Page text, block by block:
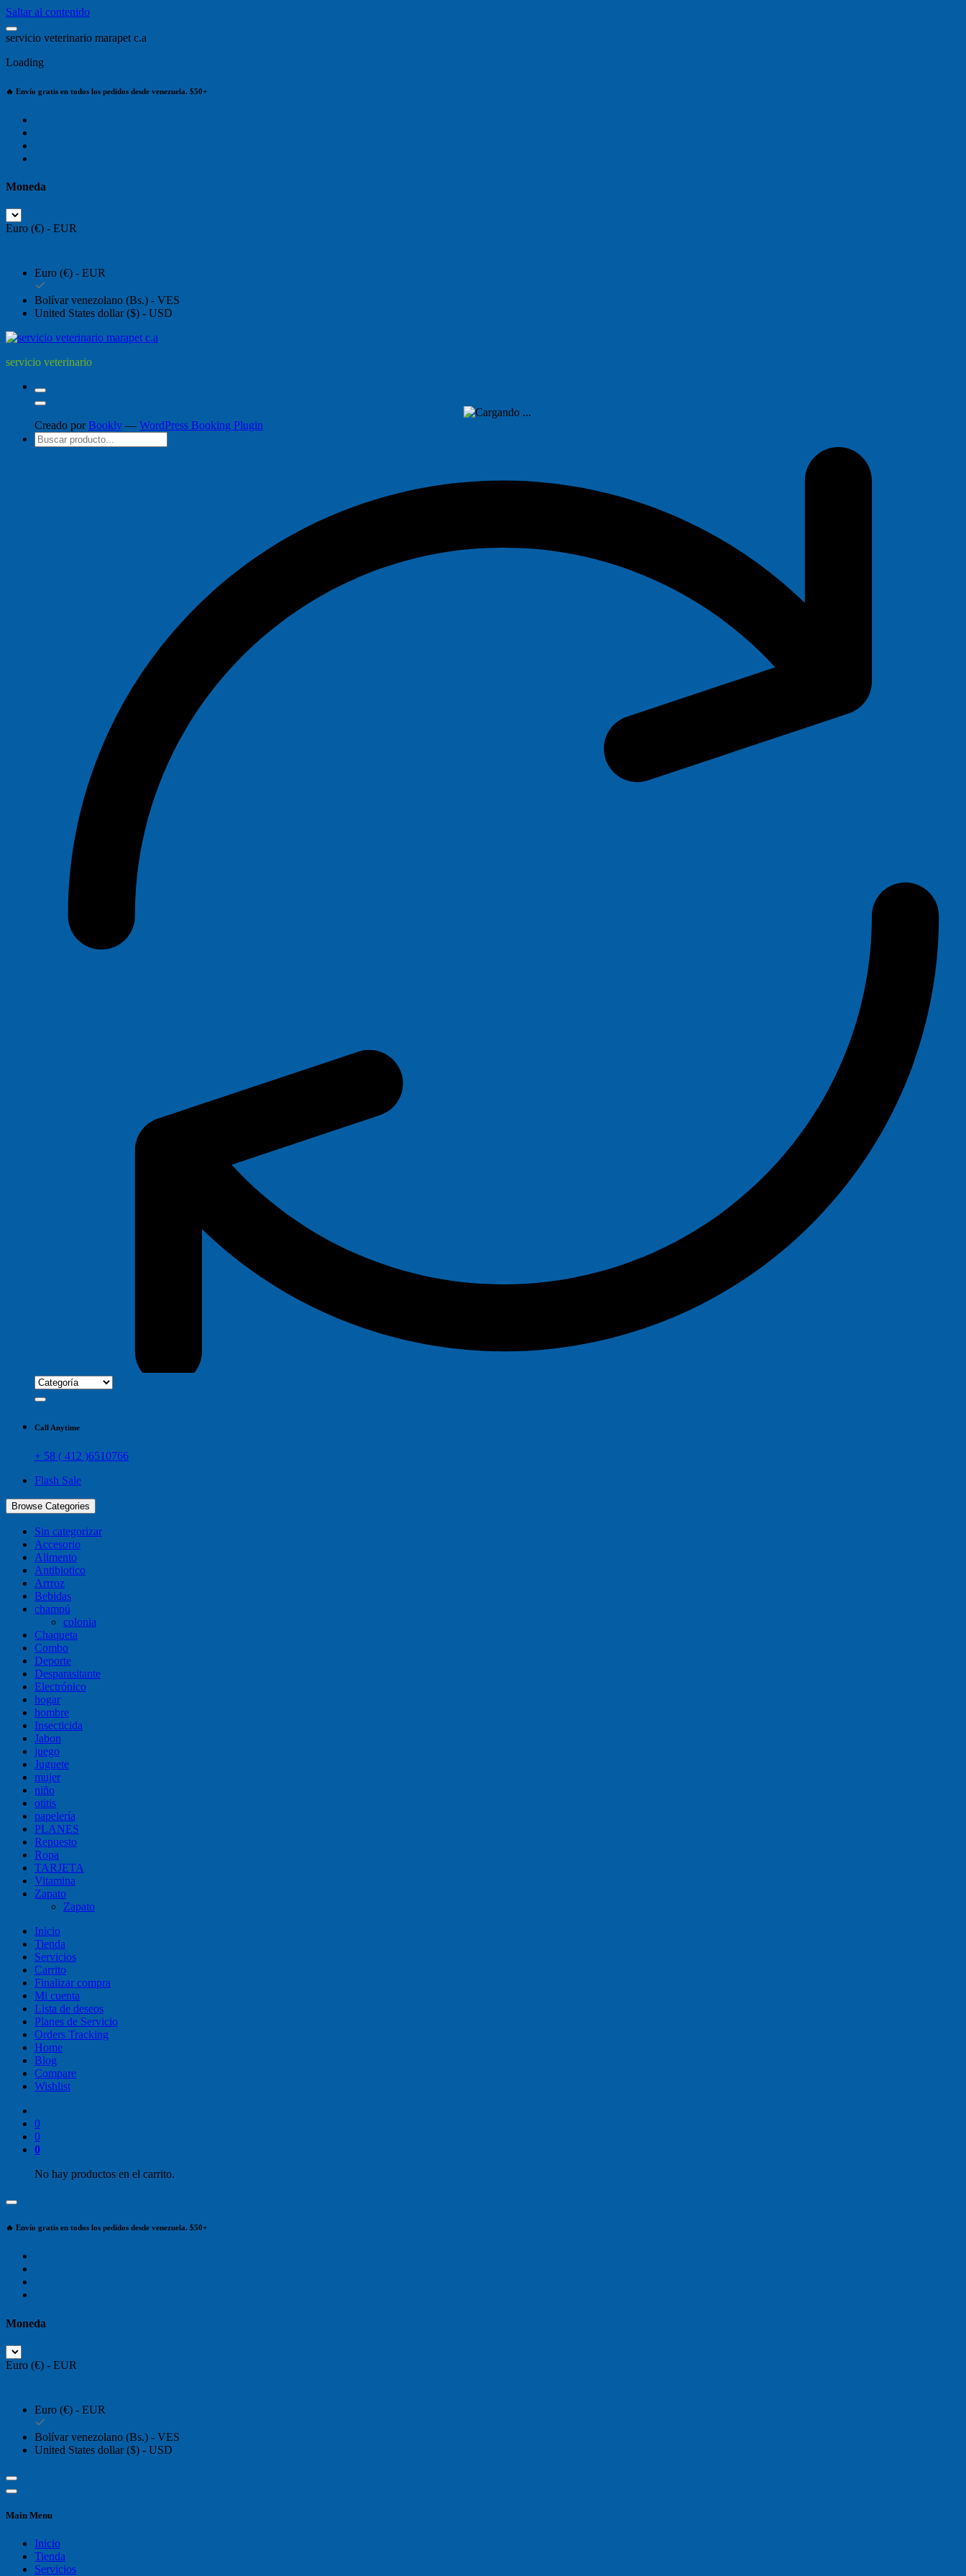
Saltar al contenido
servicio veterinario marapet c.a
Loading
🔥 Envío gratis en todos los pedidos desde venezuela. $50+
Moneda
Euro (€) - EUR
Euro (€) - EUR
Bolívar venezolano (Bs.) - VES
United States dollar ($) - USD
servicio veterinario
Creado por Bookly — WordPress Booking Plugin
Call Anytime
+ 58 ( 412 )6510766
Flash Sale
Browse Categories
Sin categorizar
Accesorio
Alimento
Antibiotico
Arrroz
Bebidas
champú
colonia
Chaqueta
Combo
Deporte
Desparasitante
Electrónico
hogar
hombre
Insecticida
Jabon
juego
Juguete
mujer
niño
otitis
papelería
PLANES
Repuesto
Ropa
TARJETA
Vitamina
Zapato
Zapato
Inicio
Tienda
Servicios
Carrito
Finalizar compra
Mi cuenta
Lista de deseos
Planes de Servicio
Orders Tracking
Home
Blog
Compare
Wishlist
0
0
0
No hay productos en el carrito.
🔥 Envío gratis en todos los pedidos desde venezuela. $50+
Moneda
Euro (€) - EUR
Euro (€) - EUR
Bolívar venezolano (Bs.) - VES
United States dollar ($) - USD
Main Menu
Inicio
Tienda
Servicios